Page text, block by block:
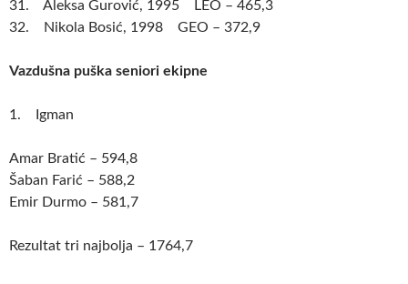
31. Aleksa Gurović, 1995 LEO – 465,3
32. Nikola Bosić, 1998 GEO – 372,9
Vazdušna puška seniori ekipne
1. Igman
Amar Bratić – 594,8
Šaban Farić – 588,2
Emir Durmo – 581,7
Rezultat tri najbolja – 1764,7